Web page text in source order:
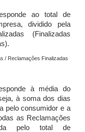
ao total de
dividido pela
(Finalizadas
/ Reclamações Finalizadas
à média do
à soma dos dias
pelo consumidor e a
as Reclamações
pelo total de